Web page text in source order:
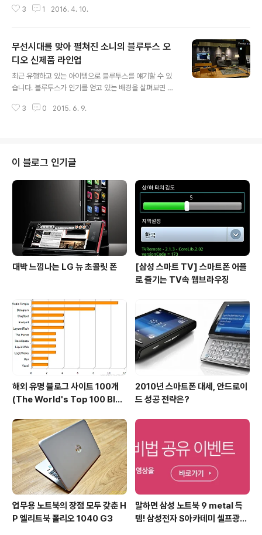
상위권이 아닐까 하는 생각이 드는군요. 우측면에는 전원
좋은 시간을 가진것 같네요. 이날 발표된 제품은 사진에서
어폰 'h.ear in Wireless' 등 'h.ear' 무선 시리즈 3종입
니다. 이날 발표된 5가지 색상중에서 개인적으로는 엘로우
색상이 깔끔하게 잘 나온것 같아 가장 마음에 들더군요. 물
론 열정적인 레드 색상도 좋은 것 같습니다. 여성분들이 좋
아하실 것 같네요. 역시나 여성 취향의 핑크 색상도 괜찮더
군요. 요즘엔 남자분들도 핑크색 많이들 좋아하시죠...
3 1 2016. 4. 10.
무선시대를 맞아 펼쳐진 소니의 블루투스 오
디오 신제품 라인업
최근 유행하고 있는 아이템으로 블루투스를 얘기할 수 있
습니다. 블루투스가 인기를 얻고 있는 배경을 살펴보면 스
은 영향을 끼쳤다고 할 수 있습니다. 이 같은 생각은 지난달
오 신제품이 대거 공개되어 어떤 제품들이 나왔는지 잠시
다녀왔습니다. 이날 공개된 제품은 SRS-X 블루투스 스피
커 3종과 블루투스 헤드폰 MDR-1ABT으로 블루투스 오
디오를 좋아하는 저로서는 매우 관심이 가는 제품들이었습
니다. 이날 공개된 블루투스 오디오 신제품의 특징으로는
지금까지의 블루투스 오디오보다 음질을 훨..
3 0 2015. 6. 9.
이 블로그 인기글
대박 느낌나는 LG 뉴 초콜릿 폰
[삼성 스마트 TV] 스마트폰 어플
로 즐기는 TV속 웹브라우징
해외 유명 블로그 사이트 100개
(The World's Top 100 Blog
2010년 스마트폰 대세, 안드로이
드 성공 전략은?
업무용 노트북의 장점 모두 갖춘 H
P 엘리트북 폴리오 1040 G3
말하면 삼성 노트북 9 metal 득
템! 삼성전자 S아카데미 셀프광고